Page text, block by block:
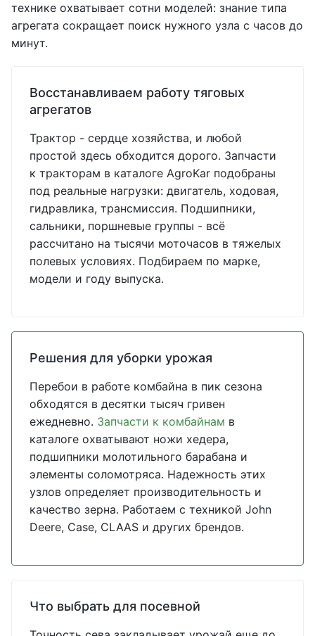
технике охватывает сотни моделей: знание типа
агрегата сокращает поиск нужного узла с часов до
минут.
Восстанавливаем работу тяговых
агрегатов
Трактор - сердце хозяйства, и любой
простой здесь обходится дорого. Запчасти
к тракторам в каталоге AgroKar подобраны
под реальные нагрузки: двигатель, ходовая,
гидравлика, трансмиссия. Подшипники,
сальники, поршневые группы - всё
рассчитано на тысячи моточасов в тяжелых
полевых условиях. Подбираем по марке,
модели и году выпуска.
Решения для уборки урожая
Перебои в работе комбайна в пик сезона
обходятся в десятки тысяч гривен
ежедневно. Запчасти к комбайнам в
каталоге охватывают ножи хедера,
подшипники молотильного барабана и
элементы соломотряса. Надежность этих
узлов определяет производительность и
качество зерна. Работаем с техникой John
Deere, Case, CLAAS и других брендов.
Что выбрать для посевной